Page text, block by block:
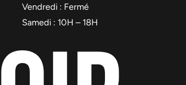
Vendredi : Fermé
Samedi : 10H – 18H